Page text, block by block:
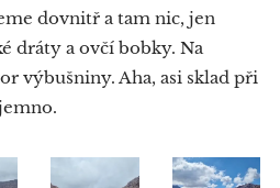
dovnitř a tam nic, jen
dráty a ovčí bobky. Na
výbušniny. Aha, asi sklad při